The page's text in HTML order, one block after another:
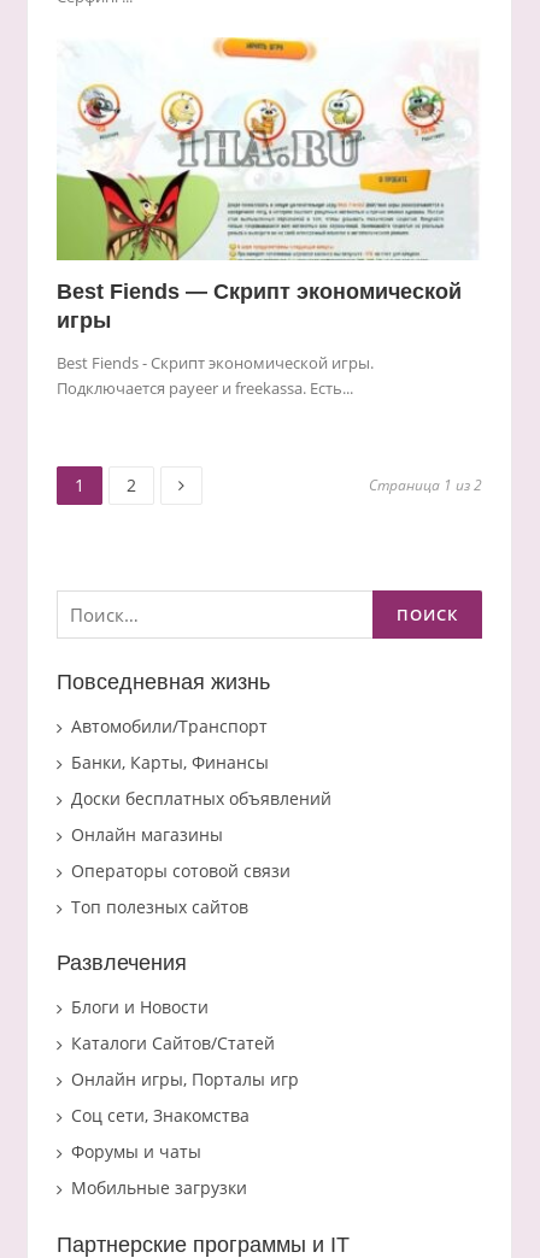
Best Fiends — Скрипт экономической
игры
Best Fiends - Скрипт экономической игры.
Подключается payeer и freekassa. Есть...
Пагинация
Старница
1 Старница
2 Страница 1 из 2
Найти:
Повседневная жизнь
Автомобили/Транспорт
Банки, Карты, Финансы
Доски бесплатных объявлений
Онлайн магазины
Операторы сотовой связи
Топ полезных сайтов
Развлечения
Блоги и Новости
Каталоги Сайтов/Статей
Онлайн игры, Порталы игр
Соц сети, Знакомства
Форумы и чаты
Мобильные загрузки
Партнерские программы и IT